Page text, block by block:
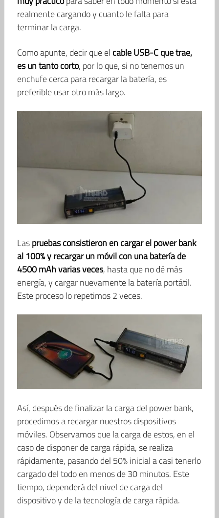
realmente cargando y cuanto le falta para
terminar la carga.
Como apunte, decir que el cable USB-C que trae,
es un tanto corto, por lo que, si no tenemos un
enchufe cerca para recargar la batería, es
preferible usar otro más largo.
Laspruebas consistieron en cargar el power bank
al 100% y recargar un móvil con una batería de
4500 mAh varias veces, hasta que no dé más
energía, y cargar nuevamente la batería portátil.
Este proceso lo repetimos 2 veces.
Así, después de finalizar la carga del power bank,
procedimos a recargar nuestros dispositivos
móviles. Observamos que la carga de estos, en el
caso de disponer de carga rápida, se realiza
rápidamente, pasando del 50% inicial a casi tenerlo
cargado del todo en menos de 30 minutos. Este
tiempo, dependerá del nivel de carga del
dispositivo y de la tecnología de carga rápida.